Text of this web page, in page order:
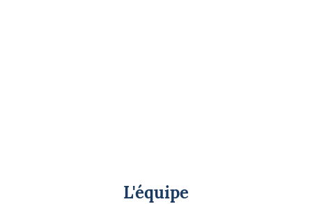
L'équipe